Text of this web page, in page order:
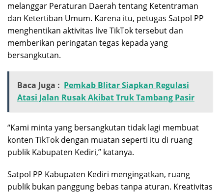
melanggar Peraturan Daerah tentang Ketentraman
dan Ketertiban Umum. Karena itu, petugas Satpol PP
menghentikan aktivitas live TikTok tersebut dan
memberikan peringatan tegas kepada yang
bersangkutan.
Baca Juga : Pemkab Blitar Siapkan Regulasi
Atasi Jalan Rusak Akibat Truk Tambang Pasir
“Kami minta yang bersangkutan tidak lagi membuat
konten TikTok dengan muatan seperti itu di ruang
publik Kabupaten Kediri,” katanya.
Satpol PP Kabupaten Kediri mengingatkan, ruang
publik bukan panggung bebas tanpa aturan. Kreativitas